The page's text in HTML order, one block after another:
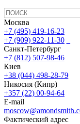
Москва
+7 (495) 419-16-23
+7 (909) 922-11-30
Санкт-Петербург
+7 (812) 507-98-46
Киев
+38 (044) 498-28-79
Никосия (Кипр)
+357 (22) 00-94-64
E-mail
Фактический адрес